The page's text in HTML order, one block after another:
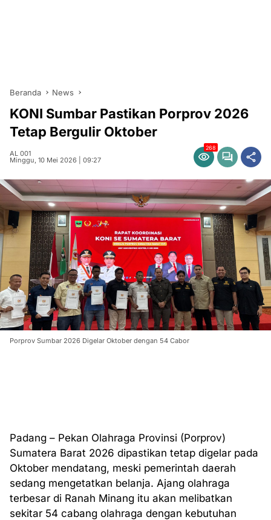
Beranda News
KONI Sumbar Pastikan Porprov 2026
Tetap Bergulir Oktober
AL 001
Minggu, 10 Mei 2026 | 09:27
268
Porprov Sumbar 2026 Digelar Oktober dengan 54 Cabor
Padang – Pekan Olahraga Provinsi (Porprov)
Sumatera Barat 2026 dipastikan tetap digelar pada
Oktober mendatang, meski pemerintah daerah
sedang mengetatkan belanja. Ajang olahraga
terbesar di Ranah Minang itu akan melibatkan
sekitar 54 cabang olahraga dengan kebutuhan